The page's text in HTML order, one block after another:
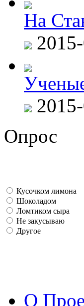
На
Опрос
Кусочком лимона
Шоколадом
Ломтиком сыра
Не закусываю
Другое
О